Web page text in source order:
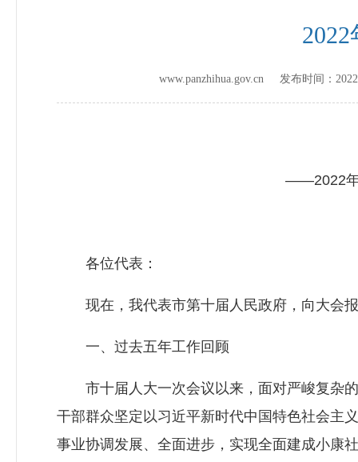
www.panzhihua.gov.cn 发布时间：
——2022年1
各位代表：
现在，我代表市第十届人民政府，向大会报
一、过去五年工作回顾
市十届人大一次会议以来，面对严峻复杂的
干部群众坚定以习近平新时代中国特色社会主
事业协调发展、全面进步，实现全面建成小康